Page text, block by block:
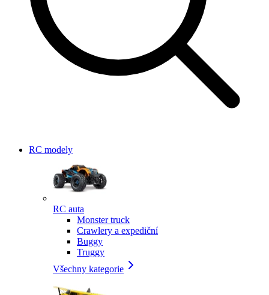
RC modely
RC auta
Monster truck
Crawlery a expediční
Buggy
Truggy
Všechny kategorie